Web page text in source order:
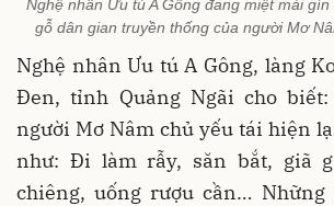
Nghệ nhân Ưu tú A Gông đang miệt mài
gỗ dân gian truyền thống của người Mơ
Nghệ nhân Ưu tú A Gông, làng
Đen, tỉnh Quảng Ngãi cho biết:
người Mơ Nâm chủ yếu tái hiện
như: Đi làm rẫy, săn bắt, giã
chiêng, uống rượu cần… Những